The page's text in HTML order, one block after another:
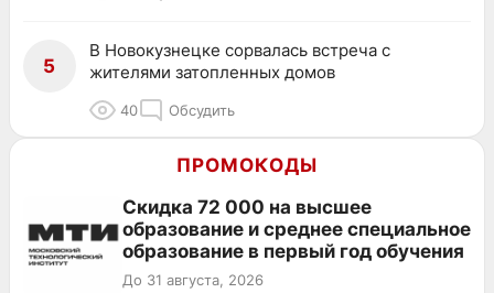
5
В Новокузнецке сорвалась встреча с
жителями затопленных домов
40 Обсудить
ПРОМОКОДЫ
Скидка 72 000 на высшее
образование и среднее специальное
образование в первый год обучения
До 31 августа, 2026